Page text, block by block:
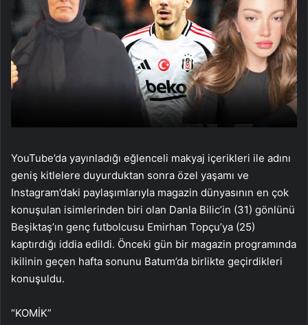
YouTube’da yayınladığı eğlenceli makyaj içerikleri ile adını
geniş kitlelere duyurduktan sonra özel yaşamı ve
Instagram’daki paylaşımlarıyla magazin dünyasının en çok
konuşulan isimlerinden biri olan Danla Bilic’in (31) gönlünü
Beşiktaş’ın genç futbolcusu Emirhan Topçu’ya (25)
kaptırdığı iddia edildi. Önceki gün bir magazin programında
ikilinin geçen hafta sonunu Batum’da birlikte geçirdikleri
konuşuldu.
“KOMİK”